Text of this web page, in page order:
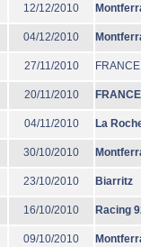
12/12/2010
04/12/2010
27/11/2010 FRANCE
20/11/2010 FRANCE
04/11/2010 La
30/10/2010
23/10/2010 Biarritz
16/10/2010 Racing
09/10/2010